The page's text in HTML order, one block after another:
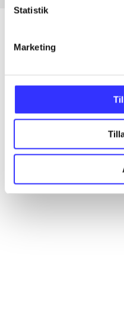
Statistik
Marketing
Alle registrerede artikler
...
...
...